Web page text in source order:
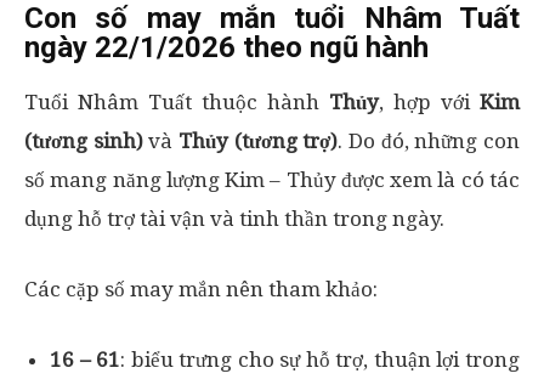
Con số may mắn tuổi Nhâm Tuất
ngày 22/1/2026 theo ngũ hành
Tuổi Nhâm Tuất thuộc hành Thủy, hợp với Kim
(tương sinh)và Thủy (tương trợ). Do đó, những con
số mang năng lượng Kim – Thủy được xem là có tác
dụng hỗ trợ tài vận và tinh thần trong ngày.
Các cặp số may mắn nên tham khảo:
16 – 61: biểu trưng cho sự hỗ trợ, thuận lợi trong